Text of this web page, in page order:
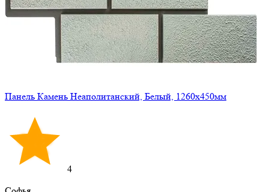
Панель Камень Неаполитанский, Белый, 1260х450мм
4